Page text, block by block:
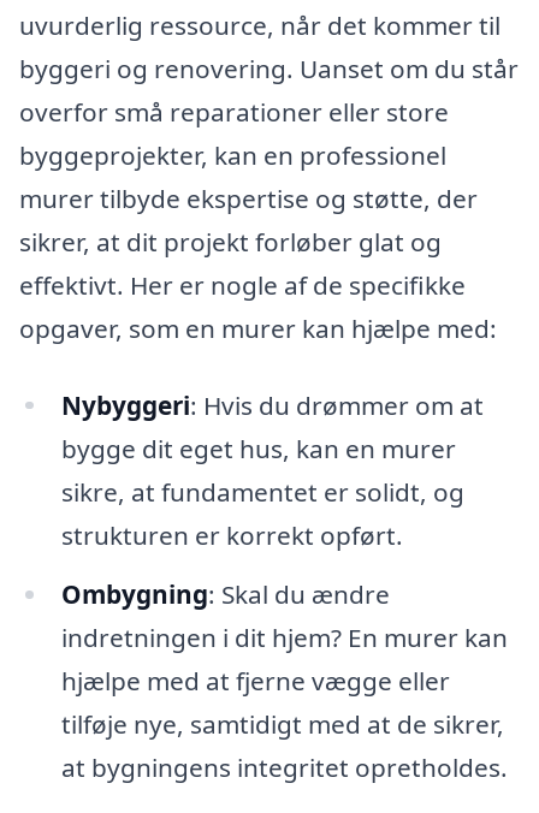
uvurderlig ressource, når det kommer til
byggeri og renovering. Uanset om du står
overfor små reparationer eller store
byggeprojekter, kan en professionel
murer tilbyde ekspertise og støtte, der
sikrer, at dit projekt forløber glat og
effektivt. Her er nogle af de specifikke
opgaver, som en murer kan hjælpe med:
Nybyggeri: Hvis du drømmer om at
bygge dit eget hus, kan en murer
sikre, at fundamentet er solidt, og
strukturen er korrekt opført.
Ombygning: Skal du ændre
indretningen i dit hjem? En murer kan
hjælpe med at fjerne vægge eller
tilføje nye, samtidigt med at de sikrer,
at bygningens integritet opretholdes.